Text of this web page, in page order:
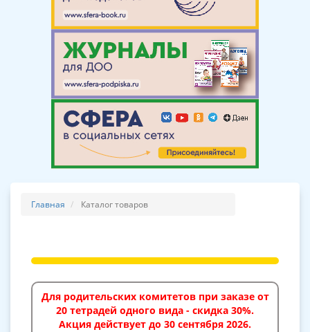
Главная Каталог товаров
Для родительских комитетов при заказе от
20 тетрадей одного вида - скидка 30%.
Акция действует до 30 сентября 2026.